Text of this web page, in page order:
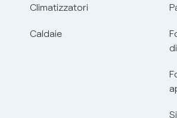
Climatizzatori
Caldaie